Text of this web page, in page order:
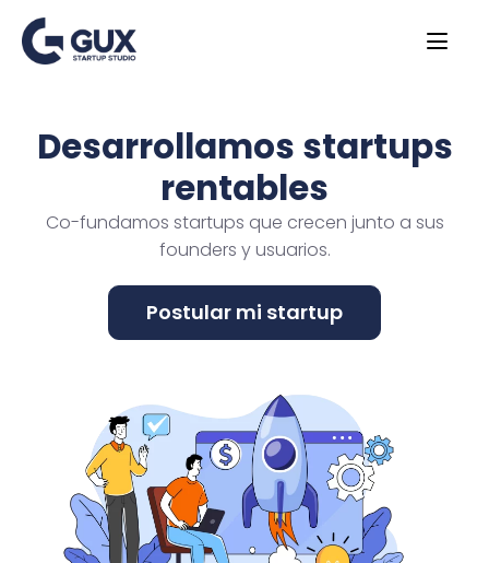
Desarrollamos startups
rentables
Co-fundamos startups que crecen junto a sus
founders y usuarios.